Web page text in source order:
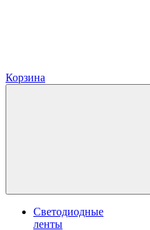
Корзина
Светодиодные
ленты